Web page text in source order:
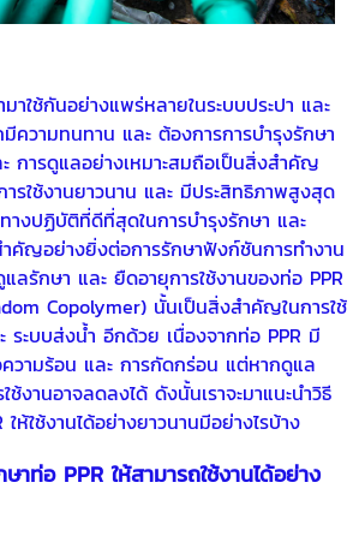
าใช้กันอย่างแพร่หลายในระบบประปา และ
มีความทนทาน และ ต้องการการบำรุงรักษา
การดูแลอย่างเหมาะสมถือเป็นสิ่งสำคัญ
ารใช้งานยาวนาน และ มีประสิทธิภาพสูงสุด
ทางปฏิบัติที่ดีที่สุดในการบำรุงรักษา และ
คัญอย่างยิ่งต่อการรักษาฟังก์ชันการทำงาน
แลรักษา และ ยืดอายุการใช้งานของท่อ PPR
Copolymer) นั้นเป็นสิ่งสำคัญในการใช้
ระบบส่งน้ำ อีกด้วย เนื่องจากท่อ PPR มี
ามร้อน และ การกัดกร่อน แต่หากดูแล
ช้งานอาจลดลงได้ ดังนั้นเราจะมาแนะนำวิธี
ห้ใช้งานได้อย่างยาวนานมีอย่างไรบ้าง
ษาท่อ PPR ให้สามารถใช้งานได้อย่าง